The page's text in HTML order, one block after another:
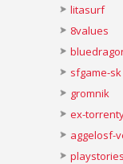
litasurf
8values
sfgame-sk
gromnik
ex-
aggelosf-